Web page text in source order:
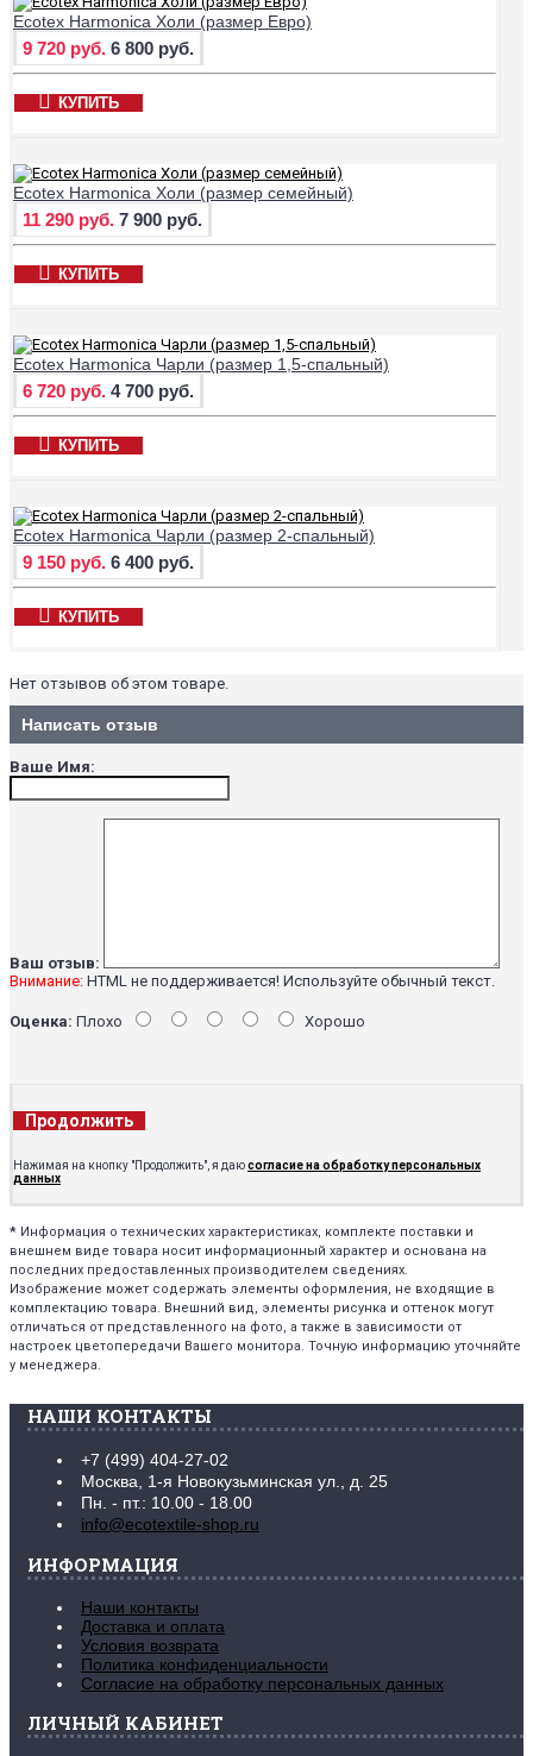
Ecotex Harmonica Холи (размер Евро)
9 720 руб. 6 800 руб.
КУПИТЬ
Ecotex Harmonica Холи (размер семейный)
11 290 руб. 7 900 руб.
КУПИТЬ
Ecotex Harmonica Чарли (размер 1,5-спальный)
6 720 руб. 4 700 руб.
КУПИТЬ
Ecotex Harmonica Чарли (размер 2-спальный)
9 150 руб. 6 400 руб.
КУПИТЬ
Нет отзывов об этом товаре.
Написать отзыв
Ваше Имя:
Ваш отзыв:
Внимание: HTML не поддерживается! Используйте обычный текст.
Оценка: Плохо Хорошо
Продолжить
Нажимая на кнопку "Продолжить", я даюсогласие на обработку персональных
данных
* Информация о технических характеристиках, комплекте поставки и
внешнем виде товара носит информационный характер и основана на
последних предоставленных производителем сведениях.
Изображение может содержать элементы оформления, не входящие в
комплектацию товара. Внешний вид, элементы рисунка и оттенок могут
отличаться от представленного на фото, а также в зависимости от
настроек цветопередачи Вашего монитора. Точную информацию уточняйте
у менеджера.
НАШИ КОНТАКТЫ
+7 (499) 404-27-02
Москва, 1-я Новокузьминская ул., д. 25
Пн. - пт.: 10.00 - 18.00
info@ecotextile-shop.ru
ИНФОРМАЦИЯ
Наши контакты
Доставка и оплата
Условия возврата
Политика конфиденциальности
Согласие на обработку персональных данных
ЛИЧНЫЙ КАБИНЕТ